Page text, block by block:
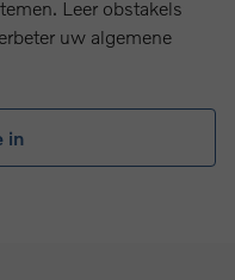
Leer obstakels
uw algemene
in